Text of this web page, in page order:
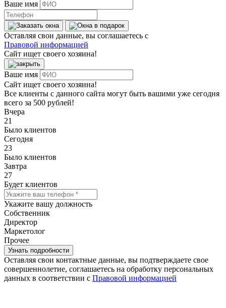
Ваше имя
Оставляя свои данные, вы соглашаетесь с
Правовой информацией
Сайт ищет своего хозяина!
Ваше имя
Сайт ищет своего хозяина!
Все клиенты с данного сайта могут быть вашими уже сегодня
всего за 500 рублей!
Вчера
21
Было клиентов
Сегодня
23
Было клиентов
Завтра
27
Будет клиентов
Укажите вашу должность
Собственник
Директор
Маркетолог
Прочее
Оставляя свои контактные данные, вы подтверждаете свое
совершеннолетие, соглашаетесь на обработку персональных
данных в соответствии с Правовой информацией